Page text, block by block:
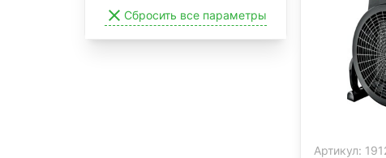
 Сбросить все параметры
Артикул: